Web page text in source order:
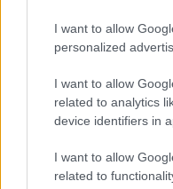
I want to allow
personalized
I want to allow
related to analytics
device identifiers in
I want to allow
related to